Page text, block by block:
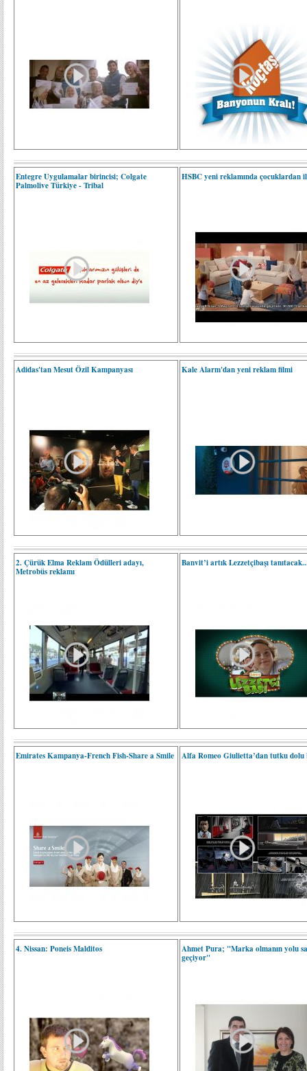
Entegre Uygulamalar birincisi; Colgate
Palmolive Türkiye - Tribal
HSBC yeni reklamında çocuklardan
Adidas'tan Mesut Özil Kampanyası Kale Alarm'dan yeni reklam filmi
2. Çürük Elma Reklam Ödülleri adayı,
Metrobüs reklamı
Banvit’i artık Lezzetçibaşı
Emirates Kampanya-French Fish-Share a Smile Alfa Romeo Giulietta’dan tutku
4. Nissan: Poneis Malditos
Ahmet Pura; "Marka olmanın yolu
geçiyor"